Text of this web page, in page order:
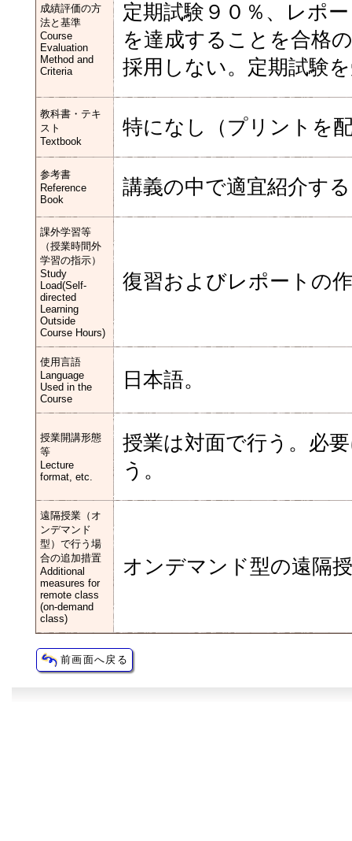
成績評価の方
法と基準
Course
Evaluation
Method and
Criteria
定期試験９０％、レポ
を達成することを合格
採用しない。定期試験
教科書・テキ
スト
Textbook
特になし（プリントを
参考書
Reference
Book
講義の中で適宜紹介す
課外学習等
（授業時間外
学習の指示）
Study
Load(Self-
directed
Learning
Outside
Course Hours)
復習およびレポートの
使用言語
Language
Used in the
Course
日本語。
授業開講形態
等
Lecture
format, etc.
授業は対面で行う。必
う。
遠隔授業（オ
ンデマンド
型）で行う場
合の追加措置
Additional
measures for
remote class
(on-demand
class)
オンデマンド型の遠隔